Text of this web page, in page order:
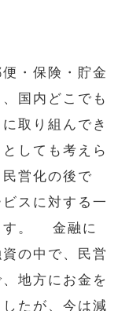
・保険・貯金
国内どこでも
取り組んでき
しても考えら
営化の後で
スに対する一
す。 金融に
の中で、民営
地方にお金を
たが、今は減